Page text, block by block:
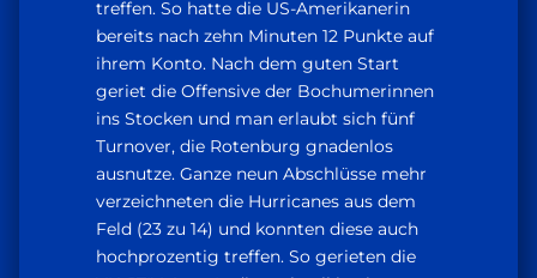
treffen. So hatte die US-Amerikanerin
bereits nach zehn Minuten 12 Punkte auf
ihrem Konto. Nach dem guten Start
geriet die Offensive der Bochumerinnen
ins Stocken und man erlaubt sich fünf
Turnover, die Rotenburg gnadenlos
ausnutze. Ganze neun Abschlüsse mehr
verzeichneten die Hurricanes aus dem
Feld (23 zu 14) und konnten diese auch
hochprozentig treffen. So gerieten die